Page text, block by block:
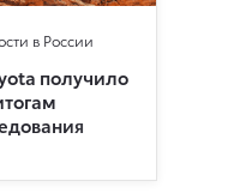
в России
получило